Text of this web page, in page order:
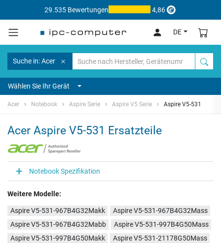
29.535 Bewertungen 4,86
DE
Suche in: Acer
Wählen Sie Ihr Gerät
Acer Notebook Aspire Serie Aspire V5 Serie Aspire V5-531
Acer Aspire V5-531 Ersatzteile
Notebook Spezifikation
Weitere Modelle:
Aspire V5-531-967B4G32Makk
Aspire V5-531-967B4G32Mass
Aspire V5-531-967B4G32Mabb
Aspire V5-531-997B4G50Mass
Aspire V5-531-997B4G50Makk
Aspire V5-531-21178G50Mass